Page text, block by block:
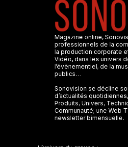
Magazine online,
professionnels de la
la production corporate
Vidéo, dans les univers
l’évènementiel, de la
publics…
Sonovision se décline
d’actualités
Produits, Univers,
Communauté; une Web
newsletter bimensuelle.